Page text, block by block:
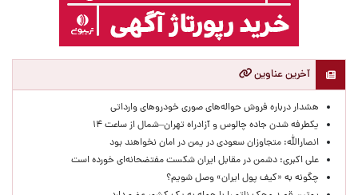
آخرین عناوین
هشدار درباره فروش حواله‌های صوری خودروهای وارداتی
یکطرفه شدن جاده چالوس و آزادراه تهران–شمال از ساعت ۱۴
انصارالله: متجاوزان سعودی در یمن در امان نخواهند بود
علی اکبری: دشمن در مقابل ایران شکست مفتضحانه‌ای خورده است
چگونه به «کیف پول ایران» وصل شویم؟